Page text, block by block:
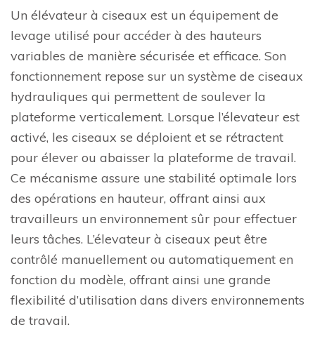
Un élévateur à ciseaux est un équipement de
levage utilisé pour accéder à des hauteurs
variables de manière sécurisée et efficace. Son
fonctionnement repose sur un système de ciseaux
hydrauliques qui permettent de soulever la
plateforme verticalement. Lorsque l’élevateur est
activé, les ciseaux se déploient et se rétractent
pour élever ou abaisser la plateforme de travail.
Ce mécanisme assure une stabilité optimale lors
des opérations en hauteur, offrant ainsi aux
travailleurs un environnement sûr pour effectuer
leurs tâches. L’élevateur à ciseaux peut être
contrôlé manuellement ou automatiquement en
fonction du modèle, offrant ainsi une grande
flexibilité d’utilisation dans divers environnements
de travail.